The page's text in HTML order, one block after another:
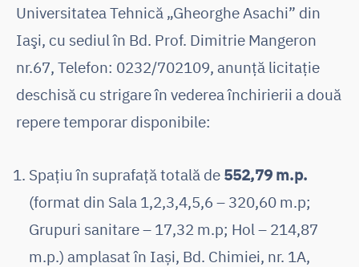
Universitatea Tehnică „Gheorghe Asachi” din
Iaşi, cu sediul în Bd. Prof. Dimitrie Mangeron
nr.67, Telefon: 0232/702109, anunţă licitaţie
deschisă cu strigare în vederea închirierii a două
repere temporar disponibile:
Spațiu în suprafață totală de 552,79 m.p.
(format din Sala 1,2,3,4,5,6 – 320,60 m.p;
Grupuri sanitare – 17,32 m.p; Hol – 214,87
m.p.) amplasat în Iași, Bd. Chimiei, nr. 1A,